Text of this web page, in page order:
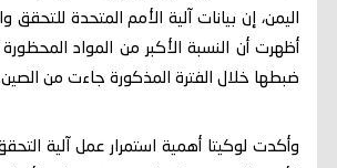
اليمن، إن بيانات آلية الأمم المتحدة
أظهرت أن النسبة الأكبر من المواد
ضبطها خلال الفترة المذكورة جاءت من
وأكدت لوكيتا أهمية استمرار عمل آلية